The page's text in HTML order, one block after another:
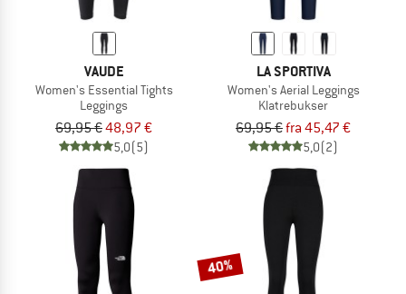
VAUDE
Women's Essential Tights
Leggings
69,95 €48,97 €
5,0(5)
LA SPORTIVA
Women's Aerial Leggings
Klatrebukser
69,95 €fra 45,47 €
5,0(2)
40%